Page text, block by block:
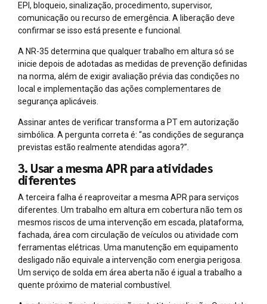
EPI, bloqueio, sinalização, procedimento, supervisor,
comunicação ou recurso de emergência. A liberação deve
confirmar se isso está presente e funcional.
A NR-35 determina que qualquer trabalho em altura só se
inicie depois de adotadas as medidas de prevenção definidas
na norma, além de exigir avaliação prévia das condições no
local e implementação das ações complementares de
segurança aplicáveis.
Assinar antes de verificar transforma a PT em autorização
simbólica. A pergunta correta é: “as condições de segurança
previstas estão realmente atendidas agora?”.
3. Usar a mesma APR para atividades
diferentes
A terceira falha é reaproveitar a mesma APR para serviços
diferentes. Um trabalho em altura em cobertura não tem os
mesmos riscos de uma intervenção em escada, plataforma,
fachada, área com circulação de veículos ou atividade com
ferramentas elétricas. Uma manutenção em equipamento
desligado não equivale a intervenção com energia perigosa.
Um serviço de solda em área aberta não é igual a trabalho a
quente próximo de material combustível.